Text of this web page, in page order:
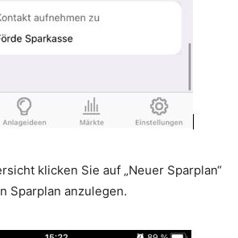
klicken Sie auf „Neuer Sparplan“
Sparplan anzulegen.